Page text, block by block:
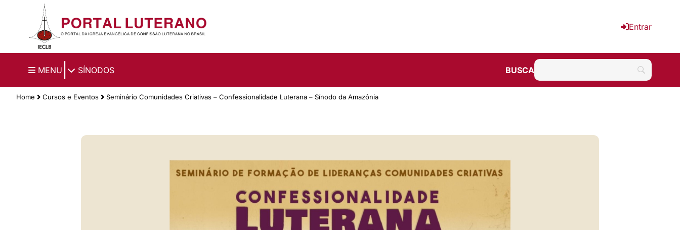
Ir para o conteúdo principal
Entrar
MENU SÍNODOS BUSCA
Home Cursos e Eventos Seminário Comunidades Criativas – Confessionalidade Luterana – Sínodo da Amazônia